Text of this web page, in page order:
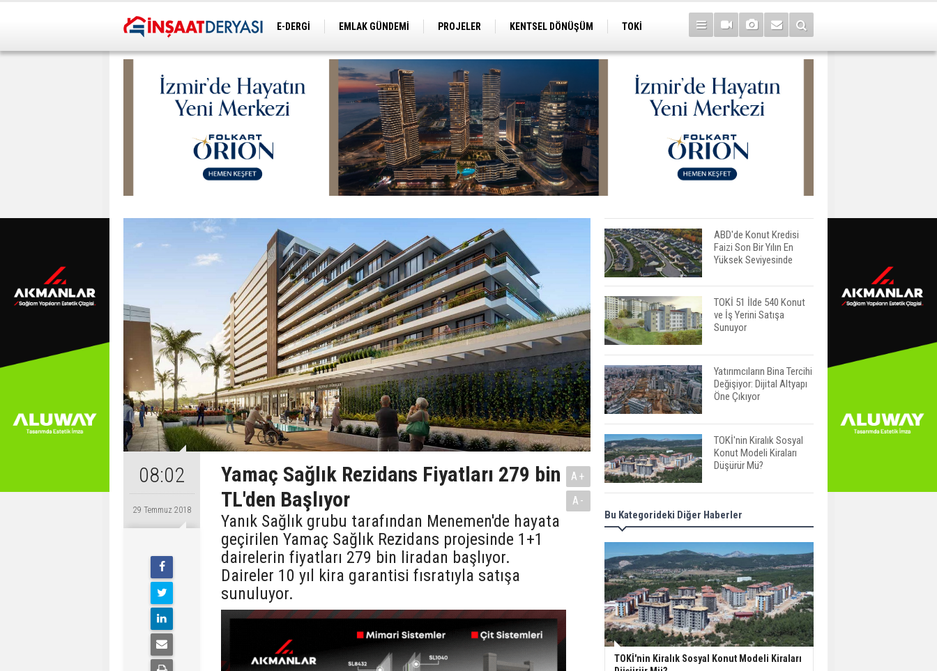
E-DERGİ EMLAK GÜNDEMİ PROJELER KENTSEL DÖNÜŞÜM
TOKİ
08:02
29 Temmuz 2018
Yamaç Sağlık Rezidans Fiyatları 279 bin
TL'den Başlıyor
Yanık Sağlık grubu tarafından Menemen'de hayata
geçirilen Yamaç Sağlık Rezidans projesinde 1+1
dairelerin fiyatları 279 bin liradan başlıyor.
Daireler 10 yıl kira garantisi fısratıyla satışa
sunuluyor.
A+
A-
ABD'de Konut Kredisi
Faizi Son Bir Yılın En
Yüksek Seviyesinde
TOKİ 51 İlde 540 Konut
ve İş Yerini Satışa
Sunuyor
Yatırımcıların Bina Tercihi
Değişiyor: Dijital Altyapı
Öne Çıkıyor
TOKİ'nin Kiralık Sosyal
Konut Modeli Kiraları
Düşürür Mü?
İkinci El Konut Fiyatları
İspanya'da Bir Yılda
Konut Satışları Güçlü
Seyrini Korudu Yabancıya
Satış Geriledi
ABD'de İnşaat
Harcamaları Geriledi
Bu Kategorideki Diğer Haberler
TOKİ'nin Kiralık Sosyal Konut Modeli Kiraları